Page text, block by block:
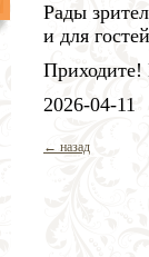
Рады
и для
2026-04-11
← назад